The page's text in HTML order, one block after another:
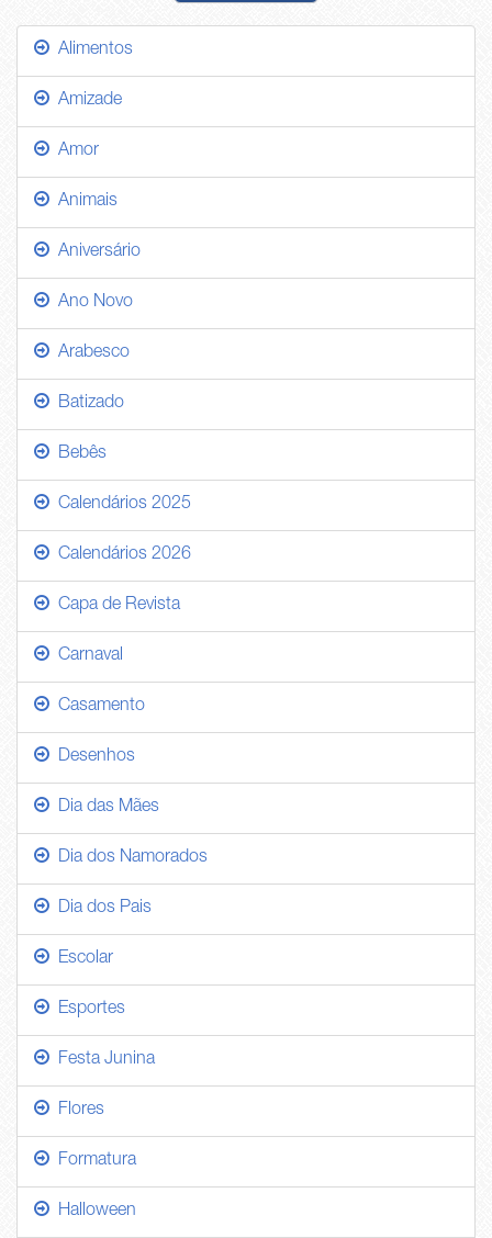
Alimentos
Amizade
Amor
Animais
Aniversário
Ano Novo
Arabesco
Batizado
Bebês
Calendários 2025
Calendários 2026
Capa de Revista
Carnaval
Casamento
Desenhos
Dia das Mães
Dia dos Namorados
Dia dos Pais
Escolar
Esportes
Festa Junina
Flores
Formatura
Halloween